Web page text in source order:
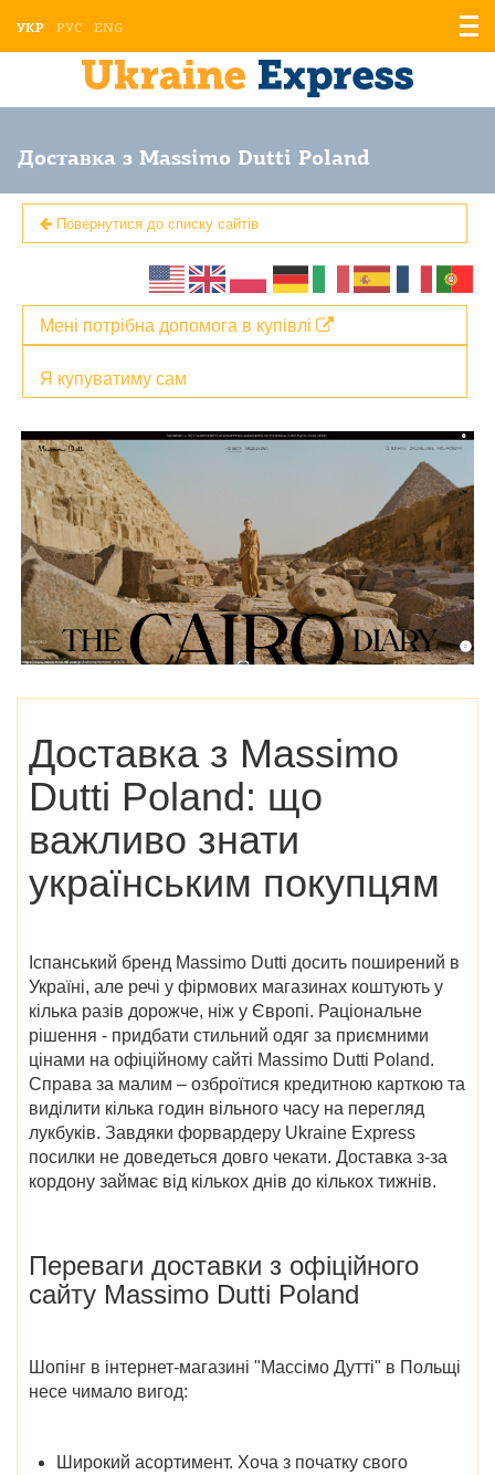
УКР РУС ENG
Доставка з Massimo Dutti Poland
Повернутися до списку сайтів
Я купуватиму сам
Мені потрібна допомога в купівлі
Доставка з Massimo
Dutti Poland: що
важливо знати
українським покупцям
Іспанський бренд Massimo Dutti досить поширений в
Україні, але речі у фірмових магазинах коштують у
кілька разів дорожче, ніж у Європі. Раціональне
рішення - придбати стильний одяг за приємними
цінами на офіційному сайті Massimo Dutti Poland.
Справа за малим – озброїтися кредитною карткою та
виділити кілька годин вільного часу на перегляд
лукбуків. Завдяки форвардеру Ukraine Express
посилки не доведеться довго чекати. Доставка з-за
кордону займає від кількох днів до кількох тижнів.
Переваги доставки з офіційного
сайту Massimo Dutti Poland
Шопінг в інтернет-магазині "Массімо Дутті" в Польщі
несе чимало вигод:
Широкий асортимент. Хоча з початку свого